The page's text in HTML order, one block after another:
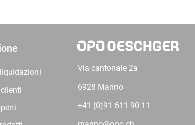
Via cantonale 2a
6928 Manno
+41 (0)91 611 90 11